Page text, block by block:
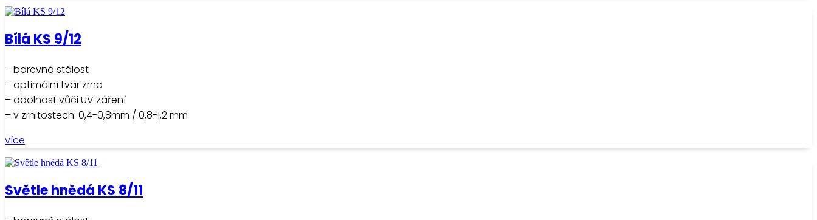
Bílá KS 9/12
– barevná stálost
– optimální tvar zrna
– odolnost vůči UV záření
– v zrnitostech: 0,4-0,8mm / 0,8-1,2 mm
více
Světle hnědá KS 8/11